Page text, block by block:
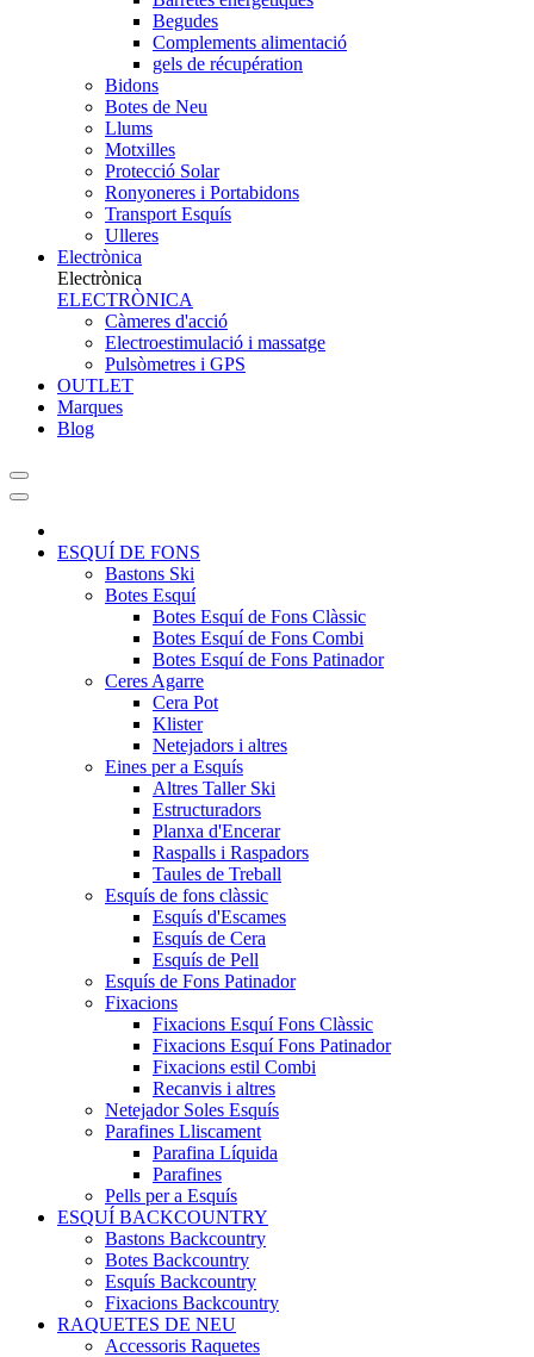
Begudes
Complements alimentació
gels de récupération
Bidons
Botes de Neu
Llums
Motxilles
Protecció Solar
Ronyoneres i Portabidons
Transport Esquís
Ulleres
Electrònica
Electrònica
ELECTRÒNICA
Càmeres d'acció
Electroestimulació i massatge
Pulsòmetres i GPS
OUTLET
Marques
Blog
ESQUÍ DE FONS
Bastons Ski
Botes Esquí
Botes Esquí de Fons Clàssic
Botes Esquí de Fons Combi
Botes Esquí de Fons Patinador
Ceres Agarre
Cera Pot
Klister
Netejadors i altres
Eines per a Esquís
Altres Taller Ski
Estructuradors
Planxa d'Encerar
Raspalls i Raspadors
Taules de Treball
Esquís de fons clàssic
Esquís d'Escames
Esquís de Cera
Esquís de Pell
Esquís de Fons Patinador
Fixacions
Fixacions Esquí Fons Clàssic
Fixacions Esquí Fons Patinador
Fixacions estil Combi
Recanvis i altres
Netejador Soles Esquís
Parafines Lliscament
Parafina Líquida
Parafines
Pells per a Esquís
ESQUÍ BACKCOUNTRY
Bastons Backcountry
Botes Backcountry
Esquís Backcountry
Fixacions Backcountry
RAQUETES DE NEU
Accessoris Raquetes